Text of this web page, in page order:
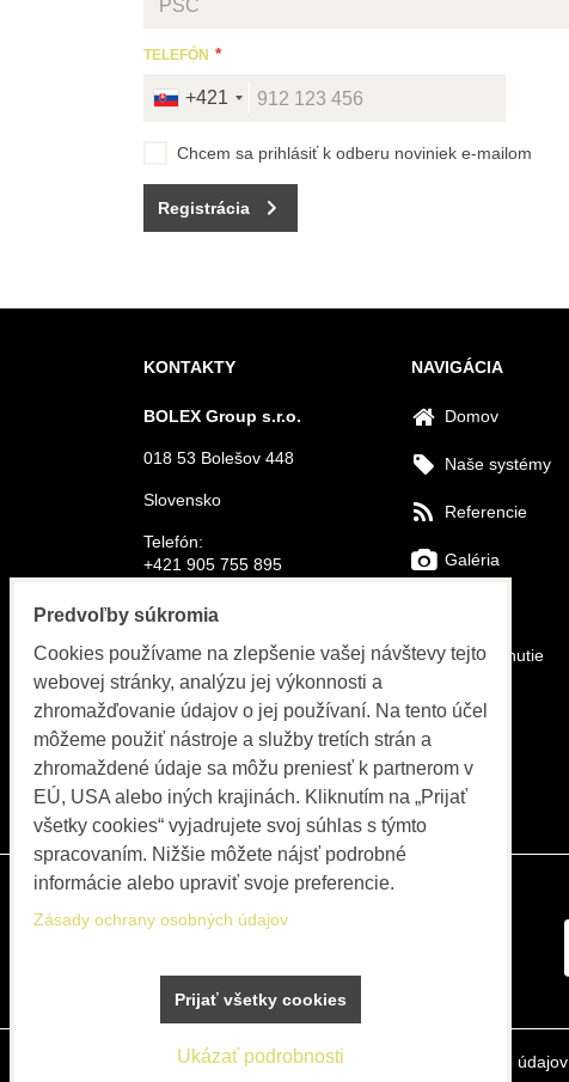
TELEFÓN
+421
Chcem sa prihlásiť k odberu noviniek e-mailom
Registrácia
KONTAKTY
BOLEX Group s.r.o.
018 53 Bolešov 448
Slovensko
Telefón:
+421 905 755 895
E-mail:
Otváracie hodiny
Objednávky, fakturácia, servis
PO-PIA 8:00 do 15:30
NAVIGÁCIA
Domov
Naše systémy
Referencie
Galéria
Na stiahnutie
Video
Blog
Predvoľby súkromia Zásady ochrany osobných údajov
Predvoľby súkromia
Cookies používame na zlepšenie vašej návštevy tejto
webovej stránky, analýzu jej výkonnosti a
zhromažďovanie údajov o jej používaní. Na tento účel
môžeme použiť nástroje a služby tretích strán a
zhromaždené údaje sa môžu preniesť k partnerom v
EÚ, USA alebo iných krajinách. Kliknutím na „Prijať
všetky cookies“ vyjadrujete svoj súhlas s týmto
spracovaním. Nižšie môžete nájsť podrobné
informácie alebo upraviť svoje preferencie.
Zásady ochrany osobných údajov
Ukázať podrobnosti
Prijať všetky cookies